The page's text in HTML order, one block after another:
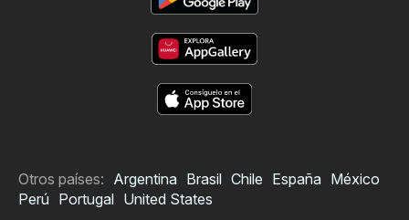
Otros países: Argentina Brasil Chile España México
Perú Portugal United States